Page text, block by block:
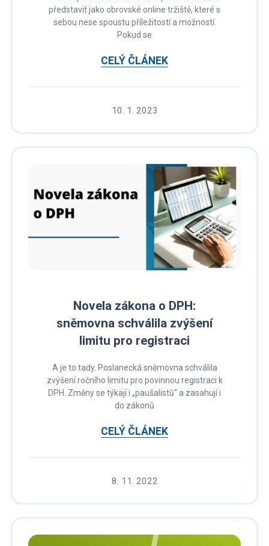
představit jako obrovské online tržiště, které s
sebou nese spoustu příležitostí a možností.
Pokud se
CELÝ ČLÁNEK
10. 1. 2023
Novela zákona o DPH:
sněmovna schválila zvýšení
limitu pro registraci
A je to tady. Poslanecká sněmovna schválila
zvýšení ročního limitu pro povinnou registraci k
DPH. Změny se týkají i „paušalistů“ a zasahují i
do zákonů
CELÝ ČLÁNEK
8. 11. 2022